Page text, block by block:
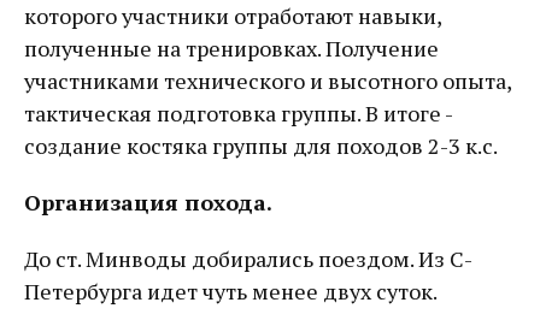
которого участники отработают навыки,
полученные на тренировках. Получение
участниками технического и высотного опыта,
тактическая подготовка группы. В итоге -
создание костяка группы для походов 2-3 к.с.
Организация похода.
До ст. Минводы добирались поездом. Из С-
Петербурга идет чуть менее двух суток.